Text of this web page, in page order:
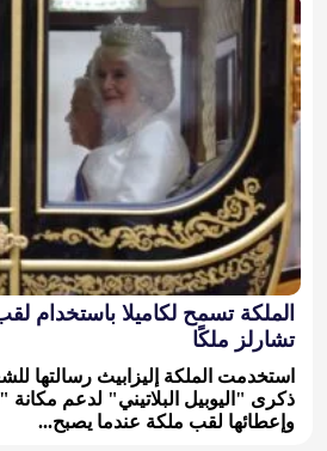
الملكة تسمح لكاميلا باستخدام
تشارلز ملكًا
استخدمت الملكة إليزابيث رسالتها
ذكرى "اليوبيل البلاتيني" لدعم مكانة
وإعطائها لقب ملكة عندما يصبح...